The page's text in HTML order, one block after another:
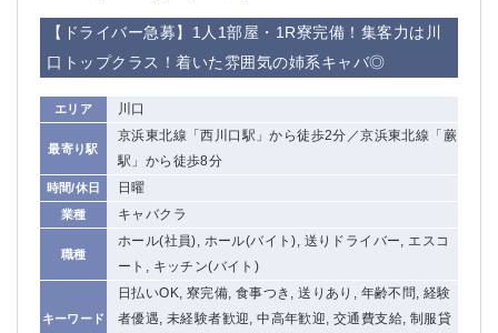
【ドライバー急募】1人1部屋・1R寮完備！集客力は川
口トップクラス！着いた雰囲気の姉系キャバ◎
エリア 川口
最寄り駅
京浜東北線「西川口駅」から徒歩2分／京浜東北線「蕨
駅」から徒歩8分
時間/休日 日曜
業種 キャバクラ
職種
ホール(社員), ホール(バイト), 送りドライバー, エスコ
ート, キッチン(バイト)
キーワード
日払いOK, 寮完備, 食事つき, 送りあり, 年齢不問, 経験
者優遇, 未経験者歓迎, 中高年歓迎, 交通費支給, 制服貸